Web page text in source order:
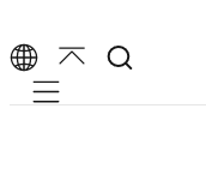
Mobile navigation